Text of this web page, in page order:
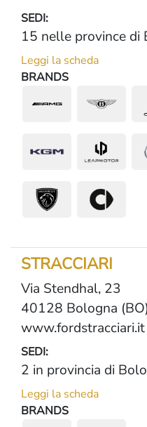
SEDI:
15 nelle province di
Leggi la scheda
BRANDS
STRACCIARI
Via Stendhal, 23
40128 Bologna (BO)
www.fordstracciari.it
SEDI:
2 in provincia di
Leggi la scheda
BRANDS